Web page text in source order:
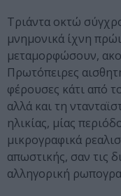
Τριάντα οκτώ
μνημονικά ίχνη
μεταμορφώσουν,
Πρωτόπειρες
φέρουσες κάτι από
αλλά και τη
ηλικίας, μίας
μικρογραφικά
απωστικής, σαν τις
αλληγορική